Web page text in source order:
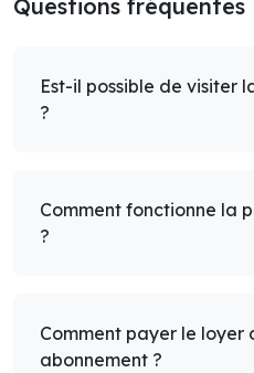
Questions fréquentes
Est-il possible de visiter
?
Comment fonctionne la
?
Comment payer le loyer
abonnement ?